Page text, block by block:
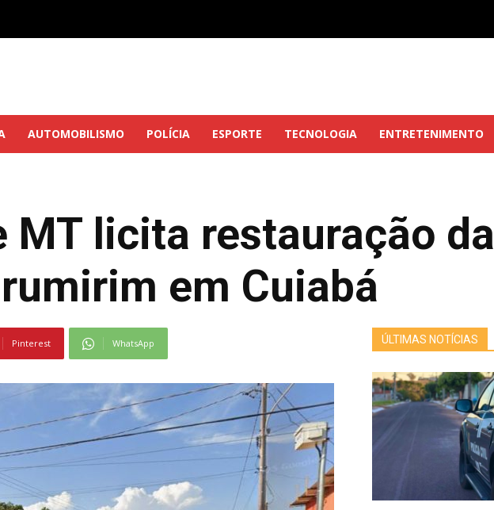
AUTOMOBILISMO POLÍCIA ESPORTE TECNOLOGIA ENTRETENIMENTO
MT licita restauração da
em Cuiabá
Pinterest WhatsApp ÚLTIMAS NOTÍCIAS